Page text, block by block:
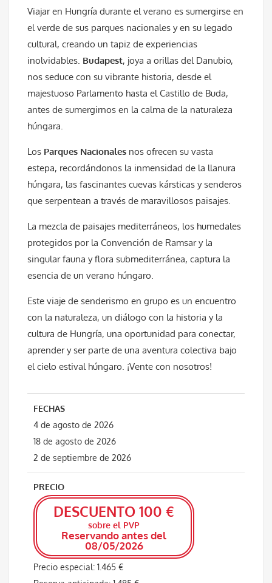
Viajar en Hungría durante el verano es sumergirse en
el verde de sus parques nacionales y en su legado
cultural, creando un tapiz de experiencias
inolvidables. Budapest, joya a orillas del Danubio,
nos seduce con su vibrante historia, desde el
majestuoso Parlamento hasta el Castillo de Buda,
antes de sumergirnos en la calma de la naturaleza
húngara.
Los Parques Nacionales nos ofrecen su vasta
estepa, recordándonos la inmensidad de la llanura
húngara, las fascinantes cuevas kársticas y senderos
que serpentean a través de maravillosos paisajes.
La mezcla de paisajes mediterráneos, los humedales
protegidos por la Convención de Ramsar y la
singular fauna y flora submediterránea, captura la
esencia de un verano húngaro.
Este viaje de senderismo en grupo es un encuentro
con la naturaleza, un diálogo con la historia y la
cultura de Hungría, una oportunidad para conectar,
aprender y ser parte de una aventura colectiva bajo
el cielo estival húngaro. ¡Vente con nosotros!
FECHAS
4 de agosto de 2026
18 de agosto de 2026
2 de septiembre de 2026
PRECIO
DESCUENTO 100 €
sobre el PVP
Reservando antes del
08/05/2026
Precio especial: 1.465 €